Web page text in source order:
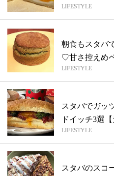
本音...
LIFESTYLE
朝食もスタバ
♡甘さ控えめ
スタ...
LIFESTYLE
スタバでガッ
ドイッチ3選
語る...
LIFESTYLE
スタバのスコ